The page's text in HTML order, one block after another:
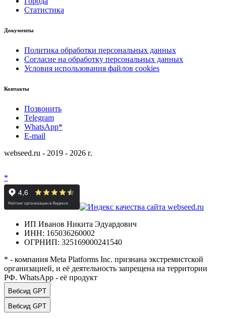
Статистика
Документы
Политика обработки персональных данных
Согласие на обработку персональных данных
Условия использования файлов cookies
Контакты
Позвонить
Telegram
WhatsApp*
E-mail
webseed.ru - 2019 - 2026 г.
*
ИП Иванов Никита Эдуардович
ИНН: 165036260002
ОГРНИП: 325169000241540
* - компания Meta Platforms Inc. признана экстремистской
организацией, и её деятельность запрещена на территории
РФ. WhatsApp - её продукт
Вебсид GPT
Вебсид GPT